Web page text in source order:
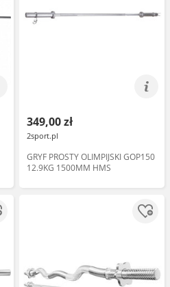
349,00 zł
2sport.pl
GRYF PROSTY OLIMPIJSKI GOP150
12.9KG 1500MM HMS